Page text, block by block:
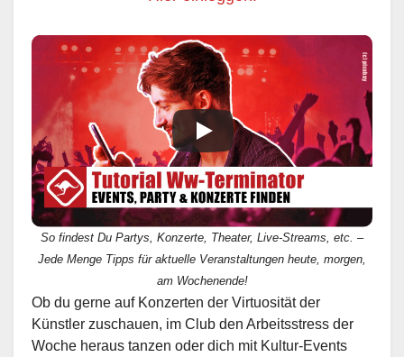
So findest Du Partys, Konzerte, Theater, Live-Streams, etc. –
Jede Menge Tipps für aktuelle Veranstaltungen heute, morgen,
am Wochenende!
Ob du gerne auf Konzerten der Virtuosität der
Künstler zuschauen, im Club den Arbeitsstress der
Woche heraus tanzen oder dich mit Kultur-Events